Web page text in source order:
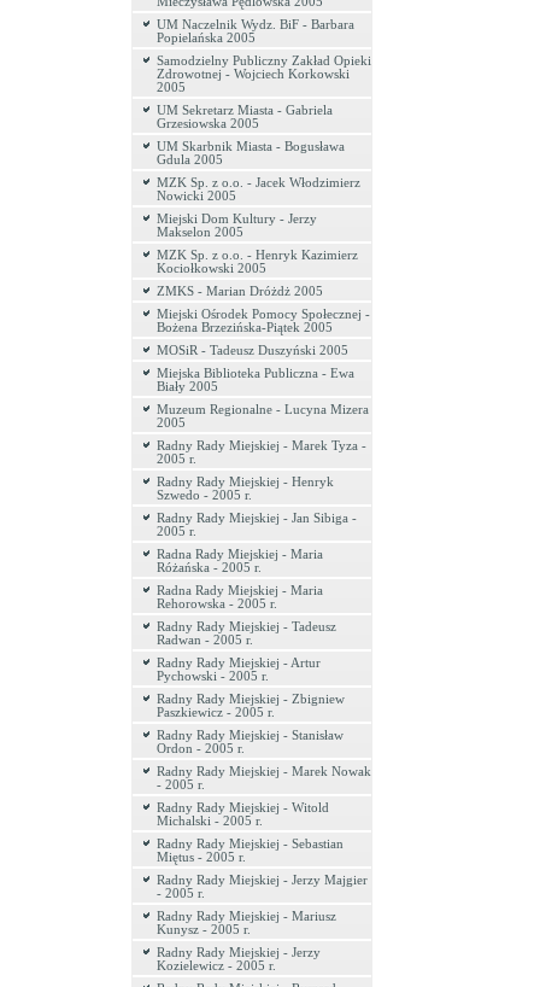
UM Naczelnik Wydz. BiF - Barbara
Popielańska 2005
Samodzielny Publiczny Zakład Opieki
Zdrowotnej - Wojciech Korkowski
2005
UM Sekretarz Miasta - Gabriela
Grzesiowska 2005
UM Skarbnik Miasta - Bogusława
Gdula 2005
MZK Sp. z o.o. - Jacek Włodzimierz
Nowicki 2005
Miejski Dom Kultury - Jerzy
Makselon 2005
MZK Sp. z o.o. - Henryk Kazimierz
Kociołkowski 2005
ZMKS - Marian Dróżdż 2005
Miejski Ośrodek Pomocy Społecznej -
Bożena Brzezińska-Piątek 2005
MOSiR - Tadeusz Duszyński 2005
Miejska Biblioteka Publiczna - Ewa
Biały 2005
Muzeum Regionalne - Lucyna Mizera
2005
Radny Rady Miejskiej - Marek Tyza -
2005 r.
Radny Rady Miejskiej - Henryk
Szwedo - 2005 r.
Radny Rady Miejskiej - Jan Sibiga -
2005 r.
Radna Rady Miejskiej - Maria
Różańska - 2005 r.
Radna Rady Miejskiej - Maria
Rehorowska - 2005 r.
Radny Rady Miejskiej - Tadeusz
Radwan - 2005 r.
Radny Rady Miejskiej - Artur
Pychowski - 2005 r.
Radny Rady Miejskiej - Zbigniew
Paszkiewicz - 2005 r.
Radny Rady Miejskiej - Stanisław
Ordon - 2005 r.
Radny Rady Miejskiej - Marek Nowak
- 2005 r.
Radny Rady Miejskiej - Witold
Michalski - 2005 r.
Radny Rady Miejskiej - Sebastian
Miętus - 2005 r.
Radny Rady Miejskiej - Jerzy Majgier
- 2005 r.
Radny Rady Miejskiej - Mariusz
Kunysz - 2005 r.
Radny Rady Miejskiej - Jerzy
Kozielewicz - 2005 r.